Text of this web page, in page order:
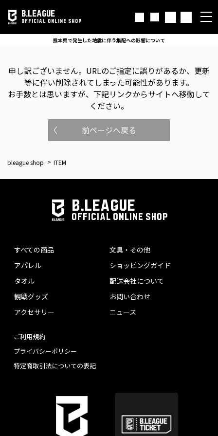
B.LEAGUE
OFFICIAL ONLINE SHOP
熊本県で発生した地震に伴う集配への影響について
申し訳ございません。 URLのご指定に誤りがあるか、更新
等に伴い削除されてしまった可能性があります。
お手数とは思いますが、下記リンクからサイトへ移動して
ください。
前ページへ戻る
bleague shop ITEM
B.LEAGUE
OFFICIAL ONLINE SHOP
すべての商品
アパレル
タオル
観戦グッズ
アクセサリー
文具・その他
ショッピングガイド
配送会社について
お問い合わせ
ニュース
ご利用規約
プライバシーポリシー
特定商取引法についての表記